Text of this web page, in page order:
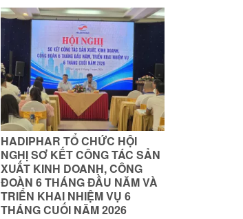
HADIPHAR TỔ CHỨC HỘI
NGHỊ SƠ KẾT CÔNG TÁC SẢN
XUẤT KINH DOANH, CÔNG
ĐOÀN 6 THÁNG ĐẦU NĂM VÀ
TRIỂN KHAI NHIỆM VỤ 6
THÁNG CUỐI NĂM 2026